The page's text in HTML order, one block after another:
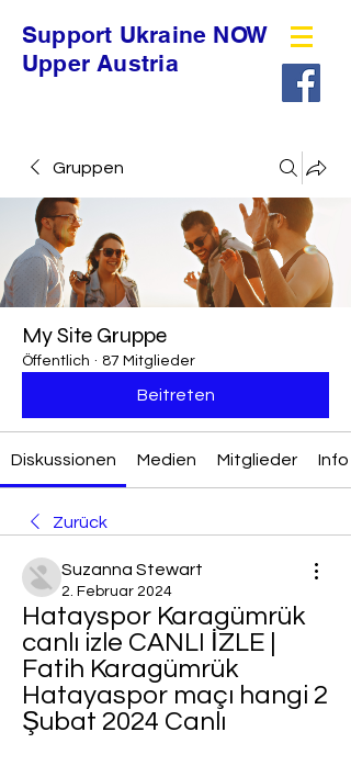
Support Ukraine NOW
Upper Austria
Gruppen
My Site Gruppe
Öffentlich · 87 Mitglieder
Beitreten
Diskussionen Medien Mitglieder Info
Zurück
Suzanna Stewart
2. Februar 2024
Hatayspor Karagümrük
canlı izle CANLI İZLE |
Fatih Karagümrük
Hatayaspor maçı hangi 2
Şubat 2024 Canlı